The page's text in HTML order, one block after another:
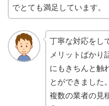
でとても満足しています。
丁寧な対応をし
メリットばかり
にもきちんと触
とができました。
複数の業者の見